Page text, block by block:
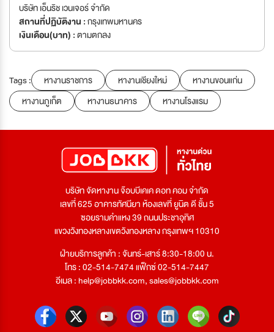
บริษัท เอ็นริช เวนเจอร์ จำกัด
สถานที่ปฏิบัติงาน :กรุงเทพมหานคร
เงินเดือน(บาท) :ตามตกลง
Tags : หางานราชการ หางานเชียงใหม่
หางานขอนแก่น
หางานภูเก็ต
หางานธนาคาร หางานโรงแรม
บริษัท จัดหางาน จ๊อบบีเคเค ดอท คอม จำกัด
เลขที่ 625 อาคารทัศนียา ห้องเลขที่ ยูนิต ดี ชั้น 5
ซอยรามคำแหง 39 ถนนประชาอุทิศ
แขวงวังทองหลางเขตวังทองหลาง กรุงเทพฯ 10310
ฝ่ายบริการลูกค้า : จันทร์-เสาร์ 8:30-18:00 น.
โทร : 02-514-7474 แฟ็กซ์ 02-514-7447
อีเมล :help@jobbkk.com,sales@jobbkk.com